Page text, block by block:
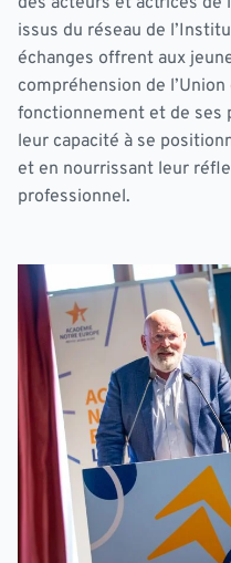
issus du réseau de
échanges offrent aux
compréhension de
fonctionnement et de ses
leur capacité à se
et en nourrissant leur
professionnel.